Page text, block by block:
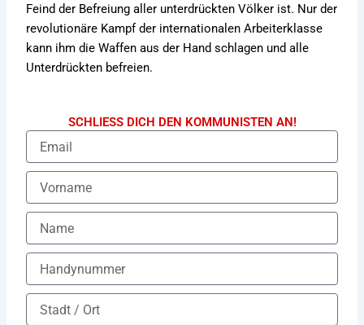
Feind der Befreiung aller unterdrückten Völker ist. Nur der
revolutionäre Kampf der internationalen Arbeiterklasse
kann ihm die Waffen aus der Hand schlagen und alle
Unterdrückten befreien.
SCHLIESS DICH DEN KOMMUNISTEN AN!